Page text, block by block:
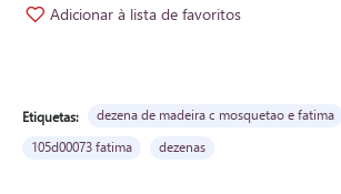
Adicionar à lista de favoritos
Etiquetas:
dezena de madeira c mosquetao e fatima
105d00073 fatima
dezenas